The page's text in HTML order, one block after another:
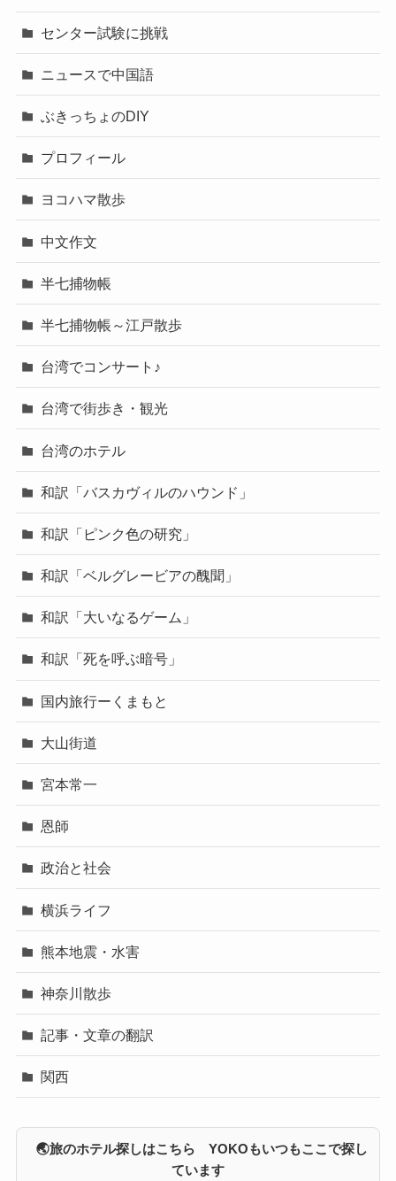
センター試験に挑戦
ニュースで中国語
ぶきっちょのDIY
プロフィール
ヨコハマ散歩
中文作文
半七捕物帳
半七捕物帳～江戸散歩
台湾でコンサート♪
台湾で街歩き・観光
台湾のホテル
和訳「バスカヴィルのハウンド」
和訳「ピンク色の研究」
和訳「ベルグレービアの醜聞」
和訳「大いなるゲーム」
和訳「死を呼ぶ暗号」
国内旅行ーくまもと
大山街道
宮本常一
恩師
政治と社会
横浜ライフ
熊本地震・水害
神奈川散歩
記事・文章の翻訳
関西
🌏旅のホテル探しはこちら YOKOもいつもここで探し
ています